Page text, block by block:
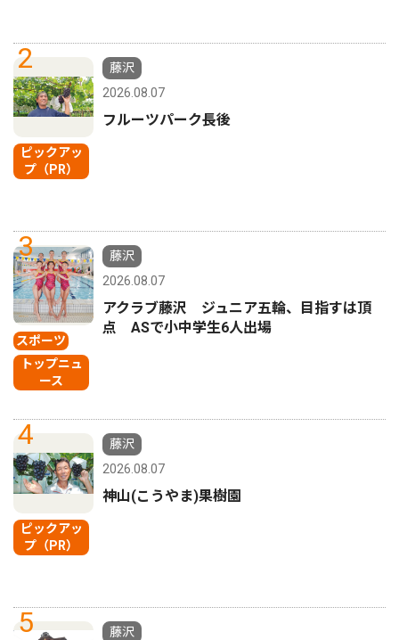
2
ピックアッ
プ（PR）
藤沢
2026.08.07
フルーツパーク長後
3
スポーツ
トップニュ
ース
藤沢
2026.08.07
アクラブ藤沢 ジュニア五輪、目指すは頂
点 ASで小中学生6人出場
4
ピックアッ
プ（PR）
藤沢
2026.08.07
神山(こうやま)果樹園
5
藤沢